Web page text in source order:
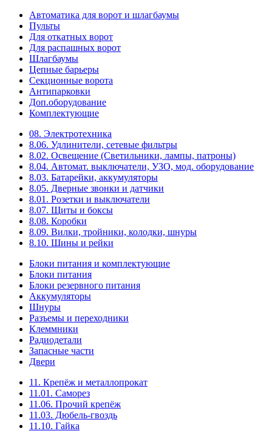
Автоматика для ворот и шлагбаумы
Пульты
Для откатных ворот
Для распашных ворот
Шлагбаумы
Цепные барьеры
Секционные ворота
Антипарковки
Доп.оборудование
Комплектующие
08. Электротехника
8.06. Удлинители, сетевые фильтры
8.02. Освещение (Светильники, лампы, патроны)
8.04. Автомат. выключатели, УЗО, мод. оборудование
8.03. Батарейки, аккумуляторы
8.05. Дверные звонки и датчики
8.01. Розетки и выключатели
8.07. Щиты и боксы
8.08. Коробки
8.09. Вилки, тройники, колодки, шнуры
8.10. Шины и рейки
Блоки питания и комплектующие
Блоки питания
Блоки резервного питания
Аккумуляторы
Шнуры
Разъемы и переходники
Клеммники
Радиодетали
Запасные части
Двери
11. Крепёж и металлопрокат
11.01. Саморез
11.06. Прочий крепёж
11.03. Дюбель-гвоздь
11.10. Гайка